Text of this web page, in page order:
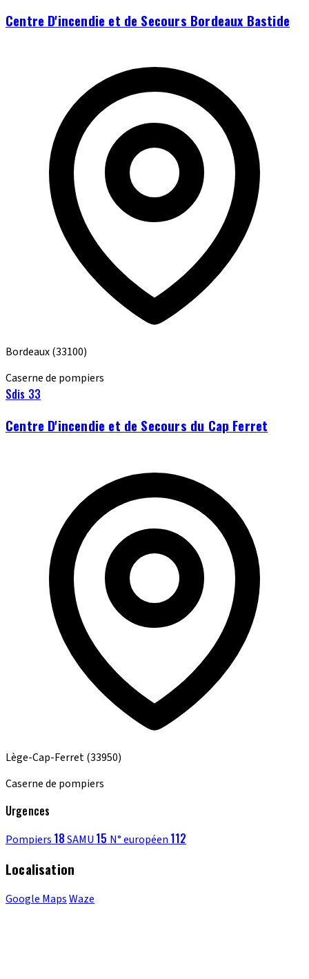
Centre D'incendie et de Secours Bordeaux Bastide
Bordeaux(33100)
Caserne de pompiers
Sdis 33
Centre D'incendie et de Secours du Cap Ferret
Lège-Cap-Ferret(33950)
Caserne de pompiers
Urgences
Pompiers 18SAMU 15 N° européen 112
Localisation
Google MapsWaze